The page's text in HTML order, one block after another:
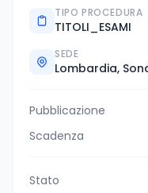
TIPO PROCEDURA
TITOLI_ESAMI
SEDE
Lombardia,
Pubblicazione
Scadenza
Stato